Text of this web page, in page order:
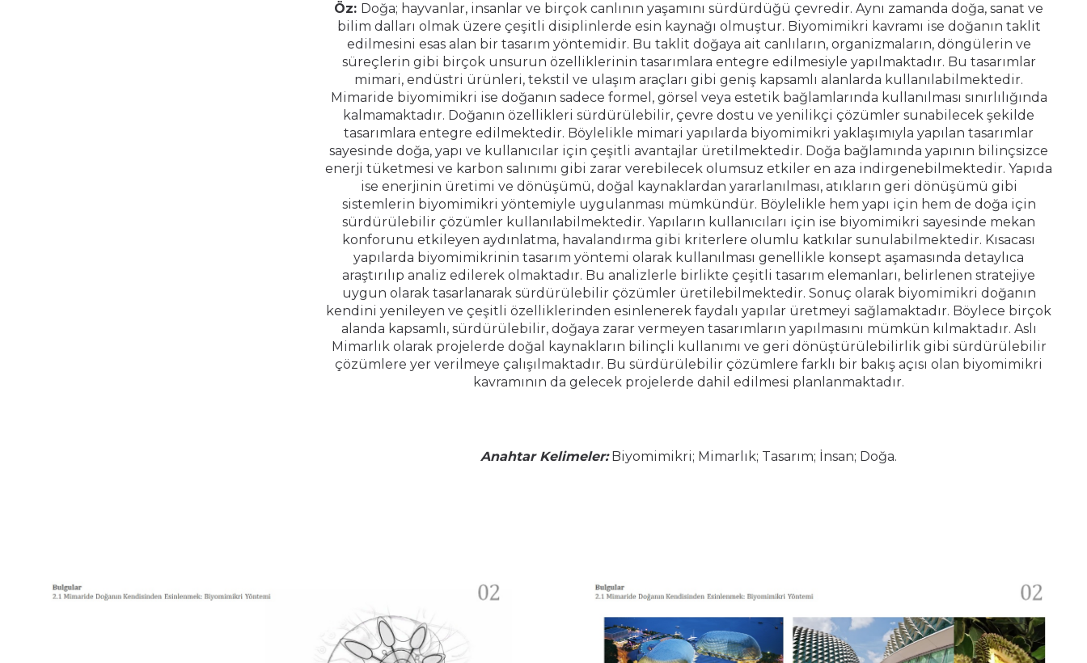
Öz: Doğa; hayvanlar, insanlar ve birçok canlının yaşamını sürdürdüğü çevredir. Aynı zamanda doğa, sanat ve
bilim dalları olmak üzere çeşitli disiplinlerde esin kaynağı olmuştur. Biyomimikri kavramı ise doğanın taklit
edilmesini esas alan bir tasarım yöntemidir. Bu taklit doğaya ait canlıların, organizmaların, döngülerin ve
süreçlerin gibi birçok unsurun özelliklerinin tasarımlara entegre edilmesiyle yapılmaktadır. Bu tasarımlar
mimari, endüstri ürünleri, tekstil ve ulaşım araçları gibi geniş kapsamlı alanlarda kullanılabilmektedir.
Mimaride biyomimikri ise doğanın sadece formel, görsel veya estetik bağlamlarında kullanılması sınırlılığında
kalmamaktadır. Doğanın özellikleri sürdürülebilir, çevre dostu ve yenilikçi çözümler sunabilecek şekilde
tasarımlara entegre edilmektedir. Böylelikle mimari yapılarda biyomimikri yaklaşımıyla yapılan tasarımlar
sayesinde doğa, yapı ve kullanıcılar için çeşitli avantajlar üretilmektedir. Doğa bağlamında yapının bilinçsizce
enerji tüketmesi ve karbon salınımı gibi zarar verebilecek olumsuz etkiler en aza indirgenebilmektedir. Yapıda
ise enerjinin üretimi ve dönüşümü, doğal kaynaklardan yararlanılması, atıkların geri dönüşümü gibi
sistemlerin biyomimikri yöntemiyle uygulanması mümkündür. Böylelikle hem yapı için hem de doğa için
sürdürülebilir çözümler kullanılabilmektedir. Yapıların kullanıcıları için ise biyomimikri sayesinde mekan
konforunu etkileyen aydınlatma, havalandırma gibi kriterlere olumlu katkılar sunulabilmektedir. Kısacası
yapılarda biyomimikrinin tasarım yöntemi olarak kullanılması genellikle konsept aşamasında detaylıca
araştırılıp analiz edilerek olmaktadır. Bu analizlerle birlikte çeşitli tasarım elemanları, belirlenen stratejiye
uygun olarak tasarlanarak sürdürülebilir çözümler üretilebilmektedir. Sonuç olarak biyomimikri doğanın
kendini yenileyen ve çeşitli özelliklerinden esinlenerek faydalı yapılar üretmeyi sağlamaktadır. Böylece birçok
alanda kapsamlı, sürdürülebilir, doğaya zarar vermeyen tasarımların yapılmasını mümkün kılmaktadır. Aslı
Mimarlık olarak projelerde doğal kaynakların bilinçli kullanımı ve geri dönüştürülebilirlik gibi sürdürülebilir
çözümlere yer verilmeye çalışılmaktadır. Bu sürdürülebilir çözümlere farklı bir bakış açısı olan biyomimikri
kavramının da gelecek projelerde dahil edilmesi planlanmaktadır.
Anahtar Kelimeler:Biyomimikri; Mimarlık; Tasarım; İnsan; Doğa.